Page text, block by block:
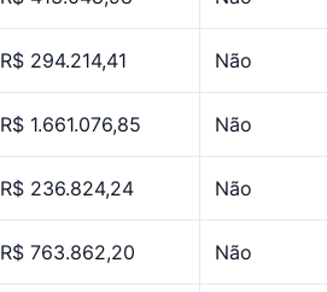
R$ 294.214,41 Não
R$ 1.661.076,85 Não
R$ 236.824,24 Não
R$ 763.862,20 Não